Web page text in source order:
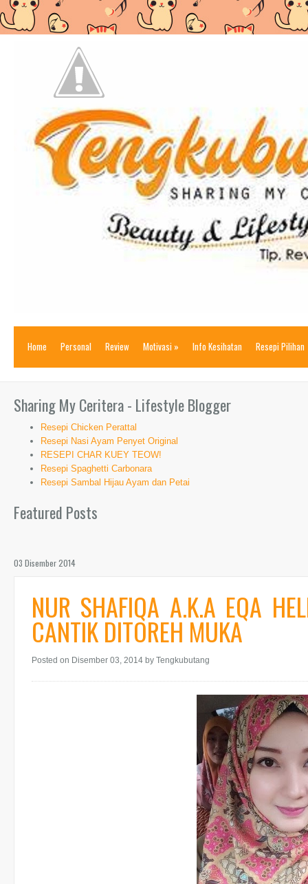
Home Personal Review Motivasi » Info Kesihatan Resepi Pilihan
Sharing My Ceritera - Lifestyle Blogger
Resepi Chicken Perattal
Resepi Nasi Ayam Penyet Original
RESEPI CHAR KUEY TEOW!
Resepi Spaghetti Carbonara
Resepi Sambal Hijau Ayam dan Petai
Featured Posts
03 Disember 2014
NUR SHAFIQA A.K.A EQA
CANTIK DITOREH MUKA
Posted on Disember 03, 2014 by Tengkubutang